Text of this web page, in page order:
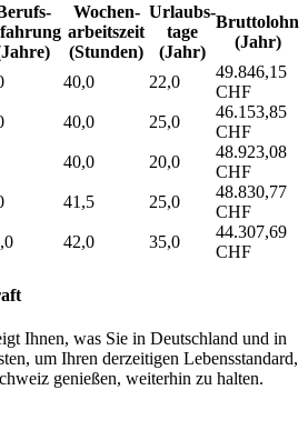
Wochen­
arbeitszeit
(Stunden)
Urlaubs­
tage
(Jahr)
Bruttolohn
(Jahr)
40,0 22,0
49.846,15
CHF
40,0 25,0
46.153,85
CHF
40,0 20,0
48.923,08
CHF
41,5 25,0
48.830,77
CHF
42,0 35,0
44.307,69
CHF
Ihnen, was Sie in Deutschland und in
um Ihren derzeitigen Lebensstandard,
genießen, weiterhin zu halten.